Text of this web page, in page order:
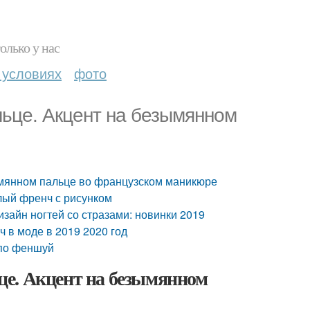
у нас
фото
Акцент на безымянном
пальце во французском маникюре
френч с рисунком
ногтей со стразами: новинки 2019
в моде в 2019 2020 год
феншуй
Акцент на безымянном